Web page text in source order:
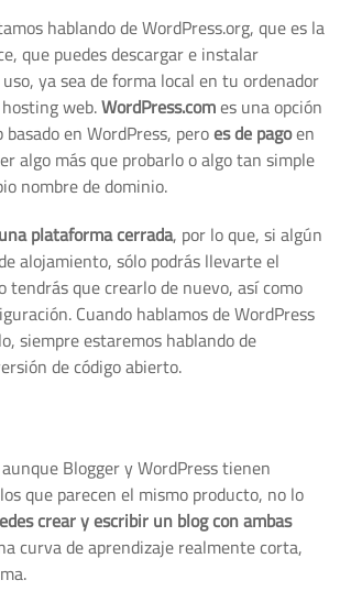
hablando de WordPress.org, que es la
que puedes descargar e instalar
ya sea de forma local en tu ordenador
web.WordPress.comes una opción
en WordPress, peroes de pagoen
algo más que probarlo o algo tan simple
nombre de dominio.
plataforma cerrada, por lo que, si algún
alojamiento, sólo podrás llevarte el
tendrás que crearlo de nuevo, así como
Cuando hablamos de WordPress
siempre estaremos hablando de
de código abierto.
Blogger y WordPress tienen
que parecen el mismo producto, no lo
crear y escribir un blog con ambas
curva de aprendizaje realmente corta,